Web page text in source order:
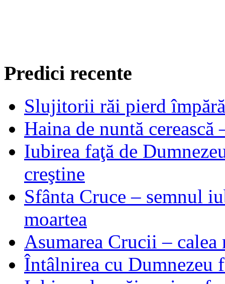
Predici recente
Slujitorii răi pierd
Haina de nuntă
Iubirea faţă de
creştine
Sfânta Cruce – semnul
moartea
Asumarea Crucii –
Întâlnirea cu Dumnezeu